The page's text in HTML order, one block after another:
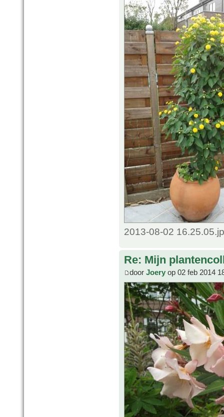
2013-08-02
Re: Mijn
door Joery op 02 feb 2014